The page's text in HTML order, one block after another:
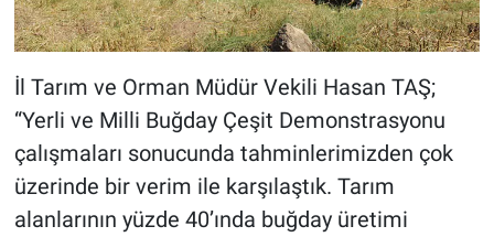
İl Tarım ve Orman Müdür Vekili Hasan TAŞ;
“Yerli ve Milli Buğday Çeşit Demonstrasyonu
çalışmaları sonucunda tahminlerimizden çok
üzerinde bir verim ile karşılaştık. Tarım
alanlarının yüzde 40’ında buğday üretimi